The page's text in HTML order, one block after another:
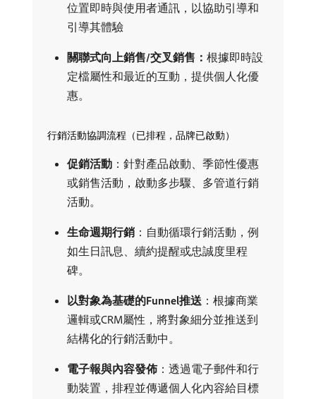
位置即時與使用者通訊，以協助引導和
引導其體驗
關聯式向上銷售/交叉銷售： ​根據即時設
定檔屬性和最近的互動，提供個人化優
惠。
行銷活動協調流程（已排程，品牌已啟動）
促銷活動 ：針對產品啟動、季節性優惠
或銷售活動，啟動多步驟、多管道行銷
活動。
生命週期行銷 ：自動循環行銷活動，例
如生日訊息、續約提醒或忠誠度里程
碑。
以對象為基礎的Funnel推送 ：根據商業
邏輯或CRM屬性，將對象細分並推送到
結構化的行銷活動中。
電子報與內容發佈：透過電子郵件和行
動裝置，排程並傳遞個人化內容給目標